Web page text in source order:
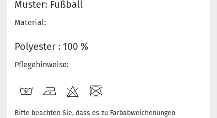
Muster: Fußball
Material:
Polyester : 100 %
Pflegehinweise:
Bitte beachten Sie, dass es zu Farbabweichenungen